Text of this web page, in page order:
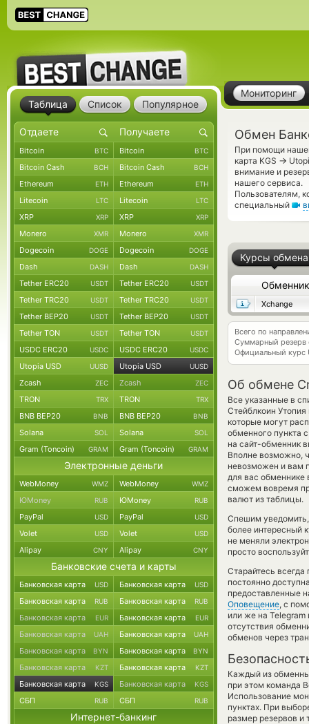
Мониторинг
Обмен
При помощи
карта KGS →
внимание и
нашего сервиса.
Пользователям,
специальный
Курсы обмена
Обменник
Xchange
Всего по
Суммарный резерв
Официальный курс
Об обмене
Все указанные в
Стейблкоин
которые могут
обменного пункта
на сайт-обменник
Вполне возможно,
невозможен и вам
для вас
сможем вовремя
валют из таблицы.
Спешим
более интересный
не меняли
просто
Старайтесь
постоянно
предоставленные
Оповещение, с
или же на
отсутствия
обменов через
Каждый из
при этом команда
Использование
пунктах. При
размер резервов и
Таблица Список Популярное
Bitcoin BTC Bitcoin BTC
Bitcoin Cash BCH Bitcoin Cash BCH
Ethereum ETH Ethereum ETH
Litecoin LTC Litecoin LTC
XRP XRP XRP XRP
Monero XMR Monero XMR
Dogecoin DOGE Dogecoin DOGE
Dash DASH Dash DASH
Tether ERC20 USDT Tether ERC20 USDT
Tether TRC20 USDT Tether TRC20 USDT
Tether BEP20 USDT Tether BEP20 USDT
Tether TON USDT Tether TON USDT
USDC ERC20 USDC USDC ERC20 USDC
Utopia USD UUSD Utopia USD UUSD
Zcash ZEC Zcash ZEC
TRON TRX TRON TRX
BNB BEP20 BNB BNB BEP20 BNB
Solana SOL Solana SOL
Gram (Toncoin) GRAM Gram (Toncoin) GRAM
Электронные деньги
WebMoney WMZ WebMoney WMZ
ЮMoney RUB ЮMoney RUB
PayPal USD PayPal USD
Volet USD Volet USD
Alipay CNY Alipay CNY
Банковские счета и карты
Банковская карта USD Банковская карта USD
Банковская карта RUB Банковская карта RUB
Банковская карта EUR Банковская карта EUR
Банковская карта UAH Банковская карта UAH
Банковская карта BYN Банковская карта BYN
Банковская карта KZT Банковская карта KZT
Банковская карта KGS Банковская карта KGS
СБП RUB СБП RUB
Интернет-банкинг